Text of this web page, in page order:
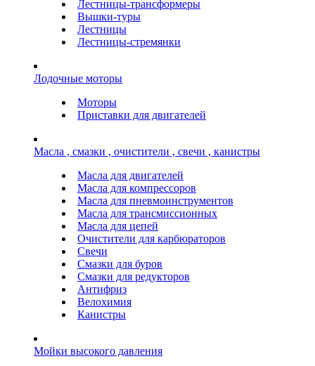
Лестницы-трансформеры
Вышки-туры
Лестницы
Лестницы-стремянки
Лодочные моторы
Моторы
Приставки для двигателей
Масла , смазки , очистители , свечи , канистры
Масла для двигателей
Масла для компрессоров
Масла для пневмоинструментов
Масла для трансмиссионных
Масла для цепей
Очистители для карбюраторов
Свечи
Смазки для буров
Смазки для редукторов
Антифриз
Велохимия
Канистры
Мойки высокого давления